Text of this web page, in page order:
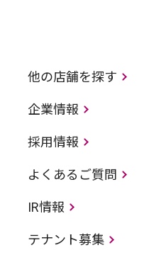
他の店舗を探す
企業情報
採用情報
よくあるご質問
IR情報
テナント募集